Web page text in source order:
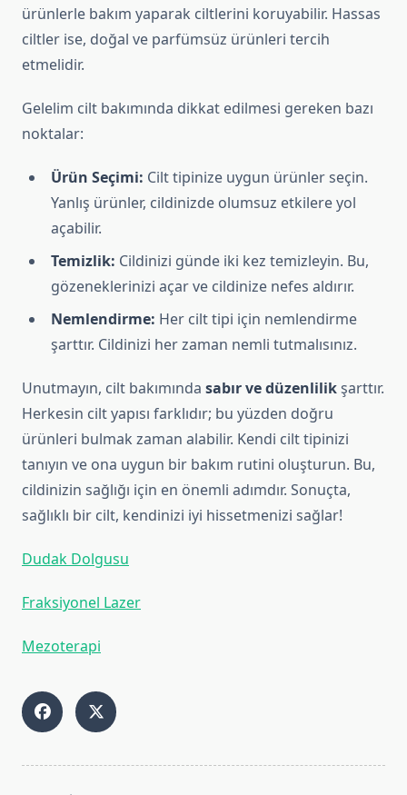
ürünlerle bakım yaparak ciltlerini koruyabilir. Hassas
ciltler ise, doğal ve parfümsüz ürünleri tercih
etmelidir.
Gelelim cilt bakımında dikkat edilmesi gereken bazı
noktalar:
Ürün Seçimi: Cilt tipinize uygun ürünler seçin.
Yanlış ürünler, cildinizde olumsuz etkilere yol
açabilir.
Temizlik: Cildinizi günde iki kez temizleyin. Bu,
gözeneklerinizi açar ve cildinize nefes aldırır.
Nemlendirme: Her cilt tipi için nemlendirme
şarttır. Cildinizi her zaman nemli tutmalısınız.
Unutmayın, cilt bakımında sabır ve düzenlilikşarttır.
Herkesin cilt yapısı farklıdır; bu yüzden doğru
ürünleri bulmak zaman alabilir. Kendi cilt tipinizi
tanıyın ve ona uygun bir bakım rutini oluşturun. Bu,
cildinizin sağlığı için en önemli adımdır. Sonuçta,
sağlıklı bir cilt, kendinizi iyi hissetmenizi sağlar!
Dudak Dolgusu
Fraksiyonel Lazer
Mezoterapi